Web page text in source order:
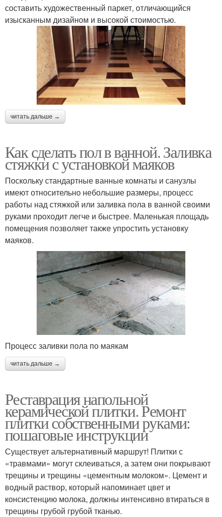
составить художественный паркет, отличающийся
изысканным дизайном и высокой стоимостью.
читать дальше →
Как сделать пол в ванной. Заливка
стяжки с установкой маяков
Поскольку стандартные ванные комнаты и санузлы
имеют относительно небольшие размеры, процесс
работы над стяжкой или заливка пола в ванной своими
руками проходит легче и быстрее. Маленькая площадь
помещения позволяет также упростить установку
маяков.
Процесс заливки пола по маякам
читать дальше →
Реставрация напольной
керамической плитки. Ремонт
плитки собственными руками:
пошаговые инструкции
Существует альтернативный маршрут! Плитки с
«травмами» могут склеиваться, а затем они покрывают
трещины и трещины «цементным молоком». Цемент и
водный раствор, который напоминает цвет и
консистенцию молока, должны интенсивно втираться в
трещины грубой грубой тканью.